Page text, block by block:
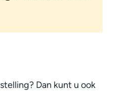
Dan kunt u ook